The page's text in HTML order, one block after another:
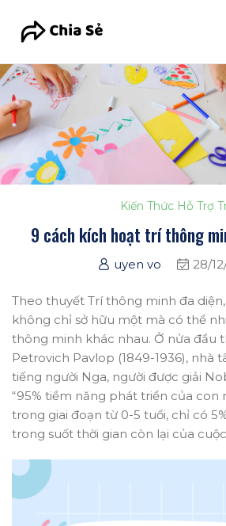
Kiến Thức Hỗ Trợ
9 cách kích hoạt trí thông
uyen vo 28/
Theo thuyết Trí thông minh đa
không chỉ sở hữu một mà có thể
thông minh khác nhau. Ở nửa đầu
Petrovich Pavlop (1849-1936), nhà
tiếng người Nga, người được giải
“95% tiềm năng phát triển của con
trong giai đoạn từ 0-5 tuổi, chỉ có
trong suốt thời gian còn lại của cuộc